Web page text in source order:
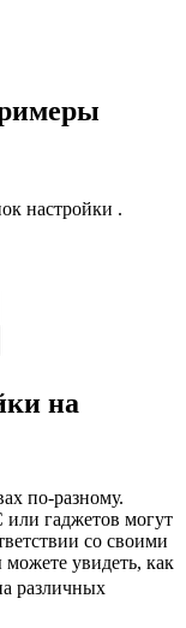
настройки .
на
по-разному.
гаджетов могут
со своими
увидеть, как
различных